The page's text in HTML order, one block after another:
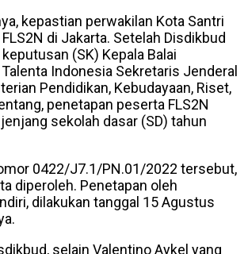
kepastian perwakilan Kota Santri
di Jakarta. Setelah Disdikbud
(SK) Kepala Balai
Indonesia Sekretaris Jenderal
Pendidikan, Kebudayaan, Riset,
penetapan peserta FLS2N
sekolah dasar (SD) tahun
0422/J7.1/PN.01/2022 tersebut,
diperoleh. Penetapan oleh
dilakukan tanggal 15 Agustus
selain Valentino Aykel yang